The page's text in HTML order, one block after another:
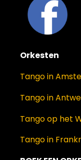
Orkesten
Tango in
Tango in
Tango op het
Tango in